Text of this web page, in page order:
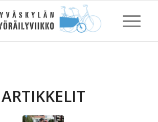
ARTIKKELIT